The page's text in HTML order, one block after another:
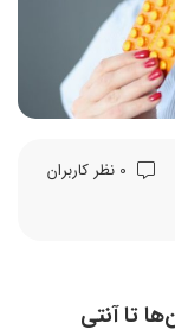
تا آنتی